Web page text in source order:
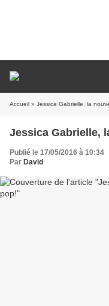
Accueil » Jessica Gabrielle, la
Jessica Gabrielle,
Publié le 17/05/2016 à 10:34
Par David